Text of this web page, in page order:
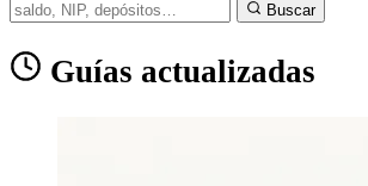
Buscar
Guías actualizadas